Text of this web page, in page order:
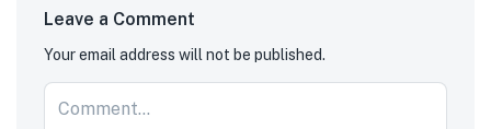
Leave a Comment
Your email address will not be published.